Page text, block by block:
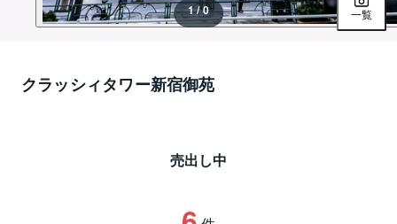
1 / 0 一覧
クラッシィタワー新宿御苑
売出し中